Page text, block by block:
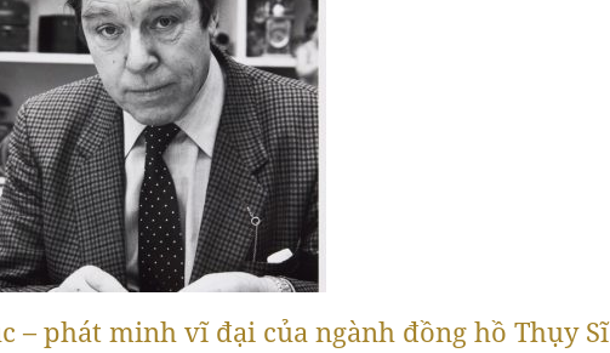
– phát minh vĩ đại của ngành đồng hồ Thụy Sĩ